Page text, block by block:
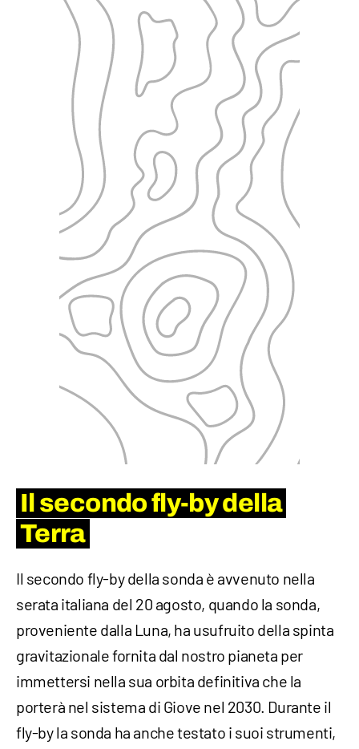
Il secondo fly-by della
Terra
Il secondo fly-by della sonda è avvenuto nella
serata italiana del 20 agosto, quando la sonda,
proveniente dalla Luna, ha usufruito della spinta
gravitazionale fornita dal nostro pianeta per
immettersi nella sua orbita definitiva che la
porterà nel sistema di Giove nel 2030. Durante il
fly-by la sonda ha anche testato i suoi strumenti,